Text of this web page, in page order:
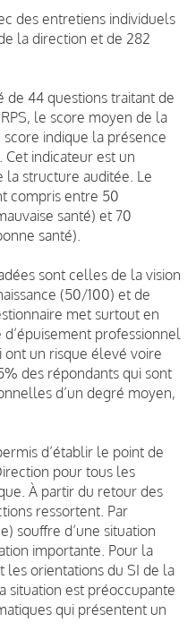
des entretiens individuels
la direction et de 282
de 44 questions traitant de
le score moyen de la
indique la présence
Cet indicateur est un
la structure auditée. Le
compris entre 50
santé) et 70
santé).
sont celles de la vision
(50/100) et de
met surtout en
professionnel
ont un risque élevé voire
des répondants qui sont
d’un degré moyen,
d’établir le point de
pour tous les
À partir du retour des
ressortent. Par
souffre d’une situation
importante. Pour la
les orientations du SI de la
situation est préoccupante
qui présentent un